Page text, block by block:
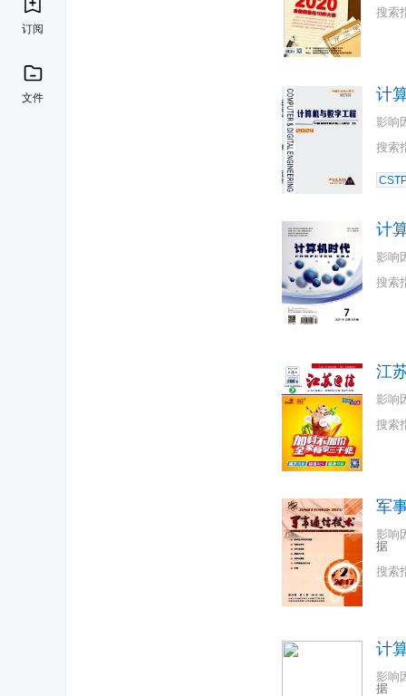
订阅
文件
搜索
计
影响
搜索
计
影响
搜索
江
影响
搜索
军
影响
据
搜索
计
影响
据